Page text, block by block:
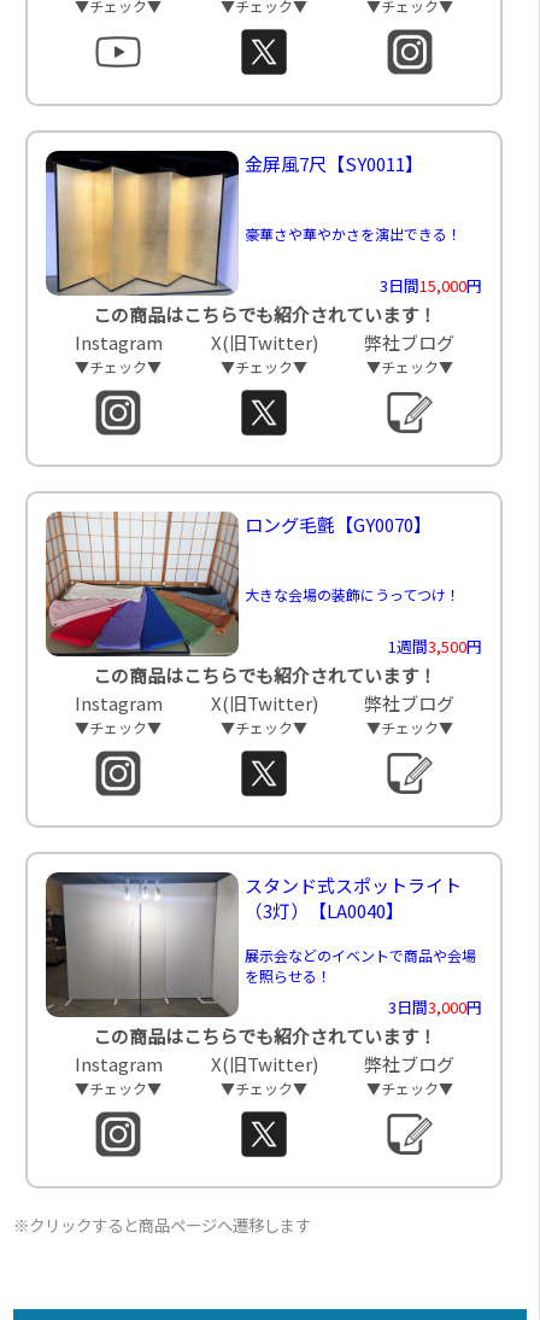
▼チェック▼ ▼チェック▼ ▼チェック▼
金屏風7尺 【SY0011】
豪華さや華やかさを演出できる！
3日間15,000円
この商品はこちらでも紹介されています！
Instagram
▼チェック▼
X(旧Twitter)
▼チェック▼
弊社ブログ
▼チェック▼
ロング毛氈 【GY0070】
大きな会場の装飾にうってつけ！
1週間3,500円
この商品はこちらでも紹介されています！
Instagram
▼チェック▼
X(旧Twitter)
▼チェック▼
弊社ブログ
▼チェック▼
スタンド式スポットライト
（3灯）
【LA0040】
展示会などのイベントで商品や会場
を照らせる！
3日間3,000円
この商品はこちらでも紹介されています！
Instagram
▼チェック▼
X(旧Twitter)
▼チェック▼
弊社ブログ
▼チェック▼
※クリックすると商品ページへ遷移します